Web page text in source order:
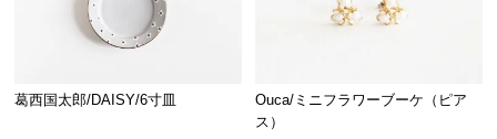
葛西国太郎/DAISY/6寸皿
Ouca/ミニフラワーブーケ（ピア
ス）